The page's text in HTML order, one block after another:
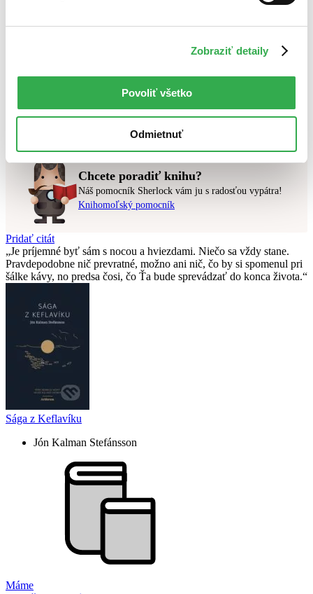
Zobraziť detaily
Povoliť všetko
Odmietnuť
Najlacnejšie
Použité filtre
Nebol nájdenýžiadny titulvyhovujúci zadaným podmienkam.
Skúste prosím zmeniť vyhľadávaný výraz.
Chcete poradiť knihu?
Náš pomocník Sherlock vám ju s radosťou vypátra!
Knihomoľský pomocník
Pridať citát
Je príjemné byť sám s nocou a hviezdami. Niečo sa vždy stane.
Pravdepodobne nič prevratné, možno ani nič, čo by si spomenul pri
šálke kávy, no predsa čosi, čo Ťa bude sprevádzať do konca života.
Sága z Keflavíku
Jón Kalman Stefánsson
Máme